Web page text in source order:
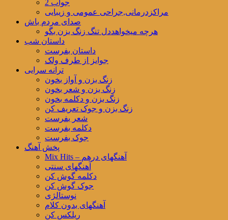
جواب 2
مراکزدرمانی,جراحی عمومی و زیبایی
صدای مردم باش
هرچه میخواهددل تنگ زنگ بزن بگو
داستان شب
داستان بفرست
جوایز از طرف ولک
ترانه سرایی
زنگ بزن و آواز بخون
زنگ بزن و شعر بخون
زنگ بزن و دکلمه بخون
زنگ بزن و جوک تعریف کن
شعر بفرست
دکلمه بفرست
جوک بفرست
پخش آهنگ
Mix Hits – آهنگهای درهم
آهنگهای سنتی
دکلمه گوش کن
جوک گوش کن
نوستالژی
آهنگهای بدون کلام
ریلکس کن